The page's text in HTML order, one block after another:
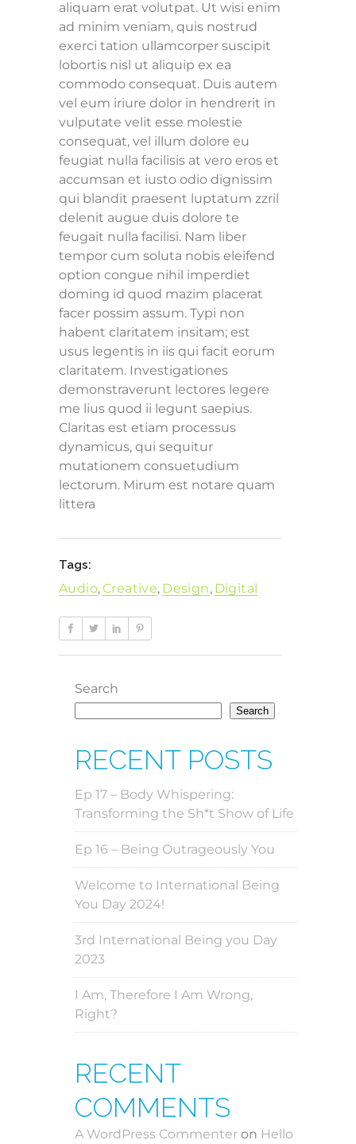
aliquam erat volutpat. Ut wisi enim
ad minim veniam, quis nostrud
exerci tation ullamcorper suscipit
lobortis nisl ut aliquip ex ea
commodo consequat. Duis autem
vel eum iriure dolor in hendrerit in
vulputate velit esse molestie
consequat, vel illum dolore eu
feugiat nulla facilisis at vero eros et
accumsan et iusto odio dignissim
qui blandit praesent luptatum zzril
delenit augue duis dolore te
feugait nulla facilisi. Nam liber
tempor cum soluta nobis eleifend
option congue nihil imperdiet
doming id quod mazim placerat
facer possim assum. Typi non
habent claritatem insitam; est
usus legentis in iis qui facit eorum
claritatem. Investigationes
demonstraverunt lectores legere
me lius quod ii legunt saepius.
Claritas est etiam processus
dynamicus, qui sequitur
mutationem consuetudium
lectorum. Mirum est notare quam
littera
Tags:
Audio,Creative, Design, Digital
Search
Search
RECENT POSTS
Ep 17 – Body Whispering:
Transforming the Sh*t Show of Life
Ep 16 – Being Outrageously You
Welcome to International Being
You Day 2024!
3rd International Being you Day
2023
I Am, Therefore I Am Wrong,
Right?
RECENT
COMMENTS
A WordPress Commenter on Hello